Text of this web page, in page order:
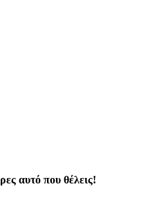
αυτό που θέλεις!